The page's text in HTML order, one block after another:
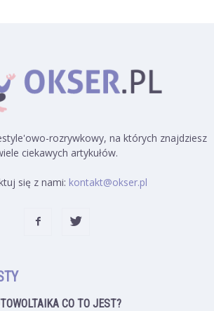
rozrywkowy, na których znajdziesz
ciekawych artykułów.
się z nami: kontakt@okser.pl
CO TO JEST?